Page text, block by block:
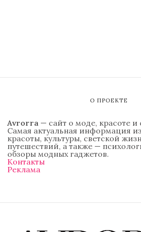
О ПРОЕКТЕ
Avrorra — сайт о моде, красоте
Самая актуальная информация
красоты, культуры, светской
путешествий, а также —
обзоры модных гаджетов.
Контакты
Реклама